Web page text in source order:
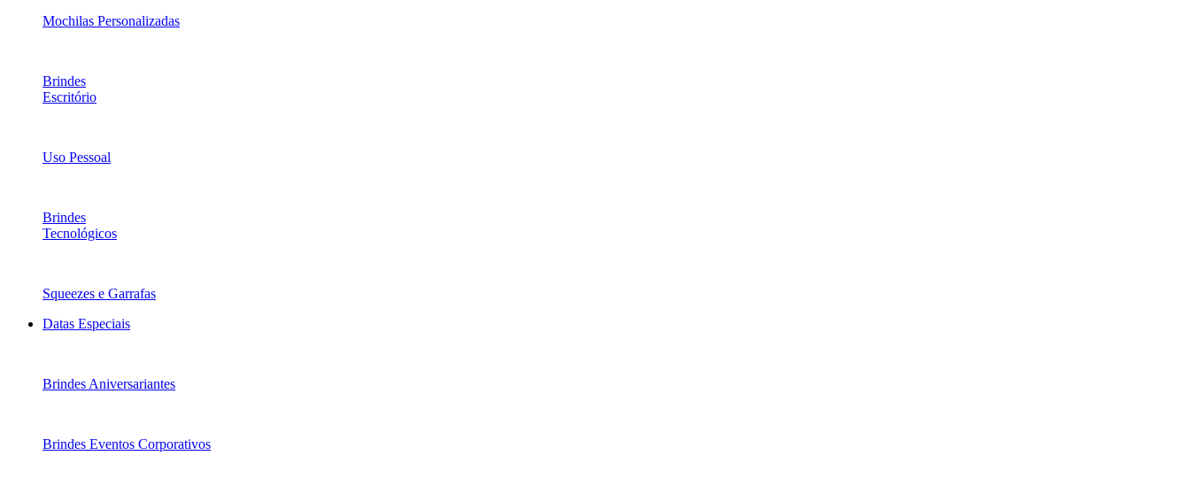
Mochilas Personalizadas
Brindes
Escritório
Uso Pessoal
Brindes
Tecnológicos
Squeezes e Garrafas
Datas Especiais
Brindes Aniversariantes
Brindes Eventos Corporativos